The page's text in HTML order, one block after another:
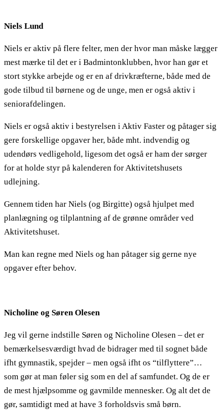
Niels Lund
Niels er aktiv på flere felter, men der hvor man måske lægger
mest mærke til det er i Badmintonklubben, hvor han gør et
stort stykke arbejde og er en af drivkræfterne, både med de
gode tilbud til børnene og de unge, men er også aktiv i
seniorafdelingen.
Niels er også aktiv i bestyrelsen i Aktiv Faster og påtager sig
gere forskellige opgaver her, både mht. indvendig og
udendørs vedligehold, ligesom det også er ham der sørger
for at holde styr på kalenderen for Aktivitetshusets
udlejning.
Gennem tiden har Niels (og Birgitte) også hjulpet med
planlægning og tilplantning af de grønne områder ved
Aktivitetshuset.
Man kan regne med Niels og han påtager sig gerne nye
opgaver efter behov.
Nicholine og Søren Olesen
Jeg vil gerne indstille Søren og Nicholine Olesen – det er
bemærkelsesværdigt hvad de bidrager med til sognet både
ifht gymnastik, spejder – men også ifht os “tilflyttere”…
som gør at man føler sig som en del af samfundet. Og de er
de mest hjælpsomme og gavmilde mennesker. Og alt det de
gør, samtidigt med at have 3 forholdsvis små børn.